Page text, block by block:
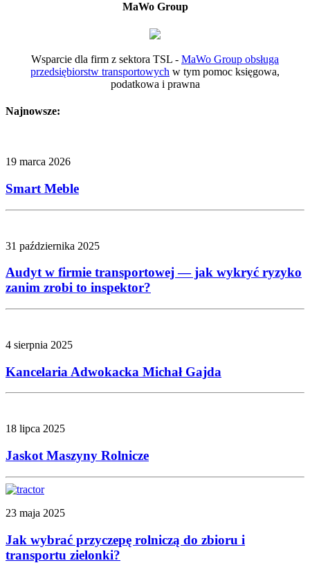
MaWo Group
Wsparcie dla firm z sektora TSL - MaWo Group obsługa
przedsiębiorstw transportowych w tym pomoc księgowa,
podatkowa i prawna
Najnowsze:
19 marca 2026
Smart Meble
31 października 2025
Audyt w firmie transportowej — jak wykryć ryzyko
zanim zrobi to inspektor?
4 sierpnia 2025
Kancelaria Adwokacka Michał Gajda
18 lipca 2025
Jaskot Maszyny Rolnicze
23 maja 2025
Jak wybrać przyczepę rolniczą do zbioru i
transportu zielonki?